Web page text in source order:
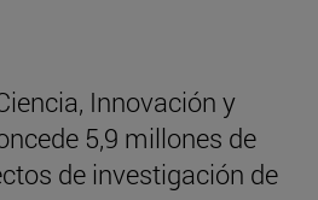
Innovación y
5,9 millones de
de investigación de